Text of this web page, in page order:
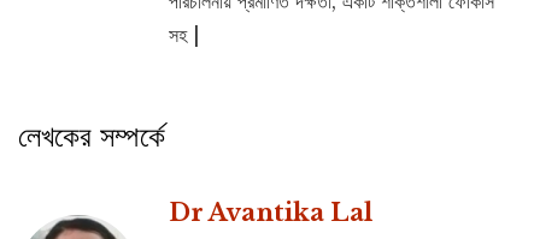
সহ |
লেখকের সম্পর্কে
Dr Avantika Lal